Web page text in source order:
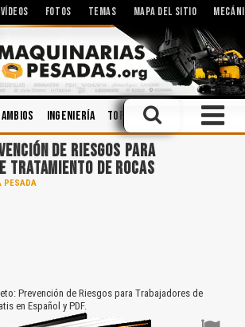
VÍDEOS FOTOS TEMAS MAPA DEL SITIO
Ingeniería Topografía Cabinas
DE RIESGOS PARA
TRATAMIENTO DE ROCAS
PESADA
Prevención de Riesgos para Trabajadores de
en Español y PDF.